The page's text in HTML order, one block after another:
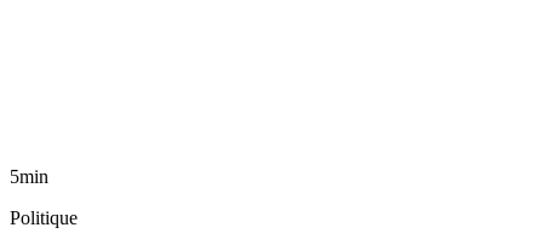
5min
Politique